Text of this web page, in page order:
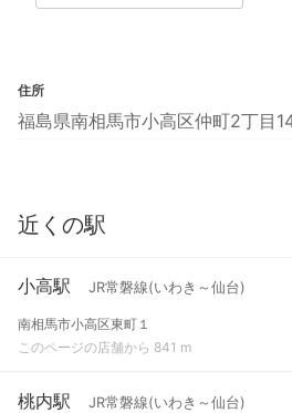
住所
福島県南相馬市小高区仲町2丁目
近くの駅
小高駅 JR常磐線(いわき～仙台)
南相馬市小高区東町１
このページの店舗から 841 m
桃内駅 JR常磐線(いわき～仙台)